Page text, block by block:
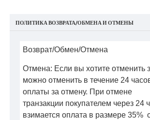
ПОЛИТИКА ВОЗВРАТА/ОБМЕНА И ОТМЕНЫ
Возврат/Обмен/Отмена
Отмена: Если вы хотите отменить
можно отменить в течение 24
оплаты за отмену. При отмене
транзакции покупателем через 24
взимается оплата в размере 35%